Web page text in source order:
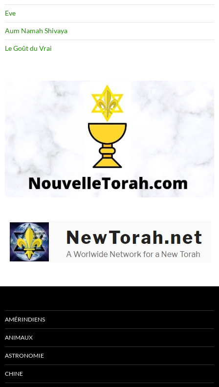
Eve
Aum Namah Shivaya
Le Goût du Vrai
AMÉRINDIENS
ANIMAUX
ASTRONOMIE
CHINE